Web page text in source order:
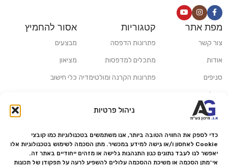
ניהול פרטיות
כדי לספק את החוויה הטובה ביותר, אנו משתמשים בטכנולוגיות כמו קובצי
Cookie לאחסון ו/או גישה למידע במכשיר. מתן הסכמה לשימוש בטכנולוגיות אלו
יאפשר לנו לעבד נתונים כגון התנהגות גלישה או מזהים ייחודיים באתר זה.
אי־מתן הסכמה או משיכת ההסכמה עלולים להשפיע לרעה על תפקודן של תכונות
מפת אתר
צור קשר
אודות
סניפים
משלוחים ואיסוף עצמי
מדריכים ומאמרים
מעבדת תיקונים
הצהרת נגישות
קטגוריות
פתרונות הדפסה
מתכלים למדפסות
פתרונות הקרנה ומולטימדיה
פתרונות קמעונאות
אסור להחמיץ
מבצעים
מציאון
כלי חישוב